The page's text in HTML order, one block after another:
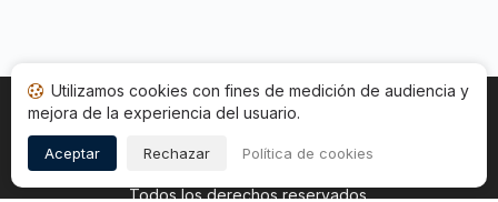
Inicio Estado opiniones Categorías
Copyright © 2026
Todos los derechos reservados.
Utilizamos cookies con fines de medición de audiencia y
mejora de la experiencia del usuario.
Aceptar Rechazar Política de cookies